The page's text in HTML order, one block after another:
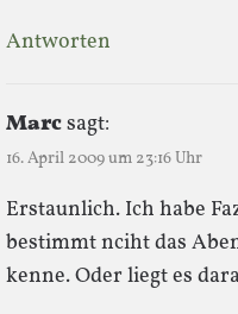
Antworten
Marcsagt:
16. April 2009 um 23:16 Uhr
Erstaunlich. Ich habe
bestimmt nciht das
kenne. Oder liegt es